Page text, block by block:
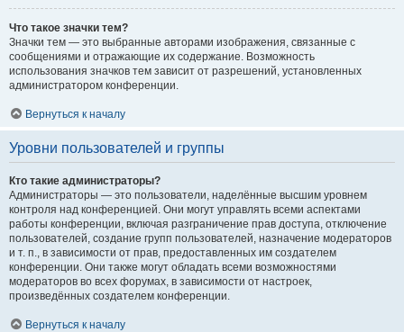
Что такое значки тем?
Значки тем — это выбранные авторами изображения, связанные с
сообщениями и отражающие их содержание. Возможность
использования значков тем зависит от разрешений, установленных
администратором конференции.
Вернуться к началу
Уровни пользователей и группы
Кто такие администраторы?
Администраторы — это пользователи, наделённые высшим уровнем
контроля над конференцией. Они могут управлять всеми аспектами
работы конференции, включая разграничение прав доступа, отключение
пользователей, создание групп пользователей, назначение модераторов
и т. п., в зависимости от прав, предоставленных им создателем
конференции. Они также могут обладать всеми возможностями
модераторов во всех форумах, в зависимости от настроек,
произведённых создателем конференции.
Вернуться к началу